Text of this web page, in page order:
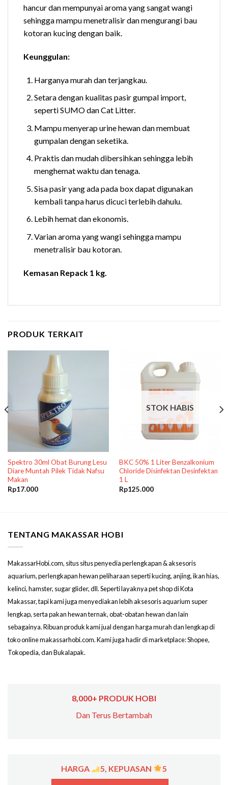
hancur dan mempunyai aroma yang sangat wangi
sehingga mampu menetralisir dan mengurangi bau
kotoran kucing dengan baik.
Keunggulan:
Harganya murah dan terjangkau.
Setara dengan kualitas pasir gumpal import,
seperti SUMO dan Cat Litter.
Mampu menyerap urine hewan dan membuat
gumpalan dengan seketika.
Praktis dan mudah dibersihkan sehingga lebih
menghemat waktu dan tenaga.
Sisa pasir yang ada pada box dapat digunakan
kembali tanpa harus dicuci terlebih dahulu.
Lebih hemat dan ekonomis.
Varian aroma yang wangi sehingga mampu
menetralisir bau kotoran.
Kemasan Repack 1 kg.
PRODUK TERKAIT
Spektro 30ml Obat Burung Lesu
Diare Muntah Pilek Tidak Nafsu
Makan
Rp17.000
STOK HABIS
BKC 50% 1 Liter Benzalkonium
Chloride Disinfektan Desinfektan
1 L
Rp125.000
TENTANG MAKASSAR HOBI
MakassarHobi.com, situs situs penyedia perlengkapan & aksesoris
aquarium, perlengkapan hewan peliharaan seperti kucing, anjing, ikan hias,
kelinci, hamster, sugar glider, dll. Seperti layaknya pet shop di Kota
Makassar, tapi kami juga menyediakan lebih aksesoris aquarium super
lengkap, serta pakan hewan ternak, obat-obatan hewan dan lain
sebagainya. Ribuan produk kami jual dengan harga murah dan lengkap di
toko online makassarhobi.com. Kami juga hadir di marketplace: Shopee,
Tokopedia, dan Bukalapak.
8,000+ PRODUK HOBI
Dan Terus Bertambah
HARGA 5, KEPUASAN 5